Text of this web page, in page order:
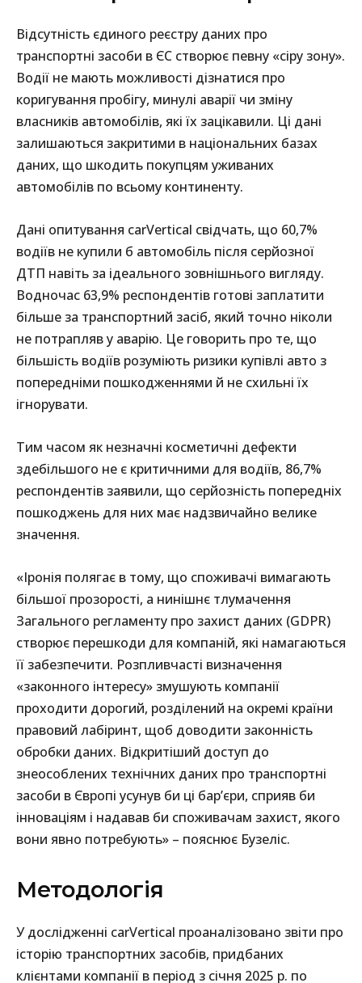
Відсутність єдиного реєстру даних про
транспортні засоби в ЄС створює певну «сіру зону».
Водії не мають можливості дізнатися про
коригування пробігу, минулі аварії чи зміну
власників автомобілів, які їх зацікавили. Ці дані
залишаються закритими в національних базах
даних, що шкодить покупцям уживаних
автомобілів по всьому континенту.
Дані опитування carVertical свідчать, що 60,7%
водіїв не купили б автомобіль після серйозної
ДТП навіть за ідеального зовнішнього вигляду.
Водночас 63,9% респондентів готові заплатити
більше за транспортний засіб, який точно ніколи
не потрапляв у аварію. Це говорить про те, що
більшість водіїв розуміють ризики купівлі авто з
попередніми пошкодженнями й не схильні їх
ігнорувати.
Тим часом як незначні косметичні дефекти
здебільшого не є критичними для водіїв, 86,7%
респондентів заявили, що серйозність попередніх
пошкоджень для них має надзвичайно велике
значення.
«Іронія полягає в тому, що споживачі вимагають
більшої прозорості, а нинішнє тлумачення
Загального регламенту про захист даних (GDPR)
створює перешкоди для компаній, які намагаються
її забезпечити. Розпливчасті визначення
«законного інтересу» змушують компанії
проходити дорогий, розділений на окремі країни
правовий лабіринт, щоб доводити законність
обробки даних. Відкритіший доступ до
знеособлених технічних даних про транспортні
засоби в Європі усунув би ці бар’єри, сприяв би
інноваціям і надавав би споживачам захист, якого
вони явно потребують» – пояснює Бузеліс.
Методологія
У дослідженні carVertical проаналізовано звіти про
історію транспортних засобів, придбаних
клієнтами компанії в період з січня 2025 р. по